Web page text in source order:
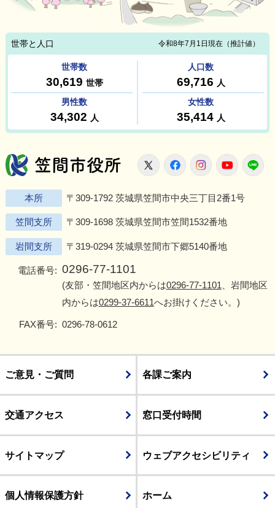
笠間市役所
X FacebookInstagram
本所 〒309-1792 茨城県笠間市中央三丁目2番1号
笠間支所 〒309-1698 茨城県笠間市笠間1532番地
岩間支所 〒319-0294 茨城県笠間市下郷5140番地
電話番号: 0296-77-1101
(友部・笠間地区内からは0296-77-1101 、岩間地区
内からは0299-37-6611へお掛けください。)
FAX番号: 0296-78-0612
ご意見・ご質問 各課ご案内
交通アクセス 窓口受付時間
サイトマップ ウェブアクセシビリティ
個人情報保護方針 ホーム